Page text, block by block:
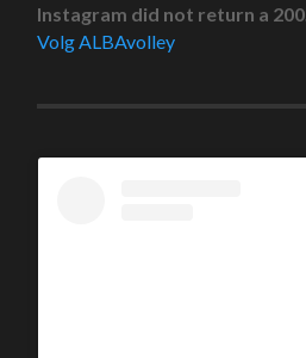
Instagram did not return a 200.
Volg ALBAvolley